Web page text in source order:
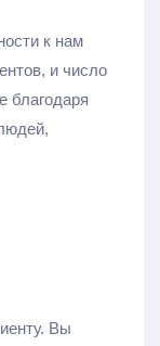
к нам
и число
благодаря
Вы